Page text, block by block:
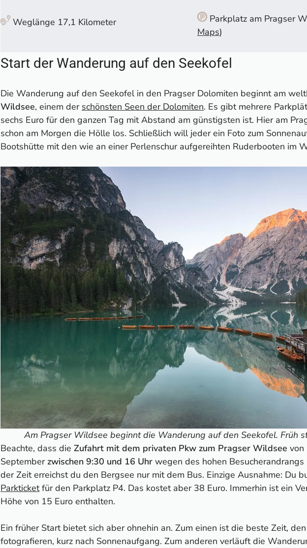
Blick auf den Pragser Wildsee
Der Rückweg
Das musst du über die Wanderung auf den Seekofel wissen
Die Karte zur Wanderung auf den Seekofel (mit GPS-Track)
Weglänge 17,1 Kilometer Parkplatz am Pragser
Maps)
Start der Wanderung auf den Seekofel
Die Wanderung auf den Seekofel in den Pragser Dolomiten beginnt am
Wildsee, einem der schönsten Seen der Dolomiten. Es gibt mehrere
sechs Euro für den ganzen Tag mit Abstand am günstigsten ist. Hier am
schon am Morgen die Hölle los. Schließlich will jeder ein Foto zum
Bootshütte mit den wie an einer Perlenschur aufgereihten Ruderbooten im
Am Pragser Wildsee beginnt die Wanderung auf den Seekofel. Früh
Beachte, dass die Zufahrt mit dem privaten Pkw zum Pragser Wildsee von
September zwischen 9:30 und 16 Uhr wegen des hohen Besucherandrangs
der Zeit erreichst du den Bergsee nur mit dem Bus. Einzige Ausnahme: Du
Parkticketfür den Parkplatz P4. Das kostet aber 38 Euro. Immerhin ist ein
Höhe von 15 Euro enthalten.
Ein früher Start bietet sich aber ohnehin an. Zum einen ist die beste Zeit,
fotografieren, kurz nach Sonnenaufgang. Zum anderen verläuft die